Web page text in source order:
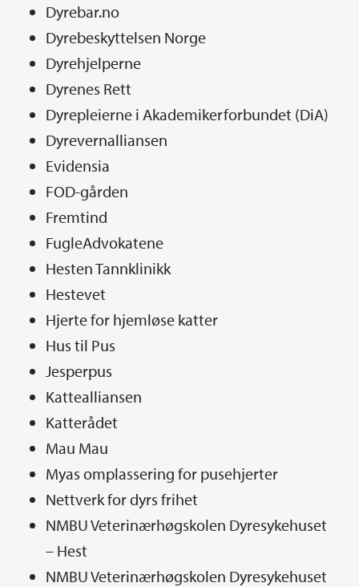
Dyrebar.no
Dyrebeskyttelsen Norge
Dyrehjelperne
Dyrenes Rett
Dyrepleierne i Akademikerforbundet (DiA)
Dyrevernalliansen
Evidensia
FOD-gården
Fremtind
FugleAdvokatene
Hesten Tannklinikk
Hestevet
Hjerte for hjemløse katter
Hus til Pus
Jesperpus
Kattealliansen
Katterådet
Mau Mau
Myas omplassering for pusehjerter
Nettverk for dyrs frihet
NMBU Veterinærhøgskolen Dyresykehuset
– Hest
NMBU Veterinærhøgskolen Dyresykehuset